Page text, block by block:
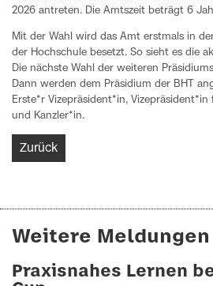
2026 antreten. Die Amtszeit beträgt 6
Mit der Wahl wird das Amt erstmals in
der Hochschule besetzt. So sieht es die
Die nächste Wahl der weiteren
Dann werden dem Präsidium der BHT
Erste*r Vizepräsident*in,
und Kanzler*in.
Zurück
Weitere Meldungen
Praxisnahes Lernen